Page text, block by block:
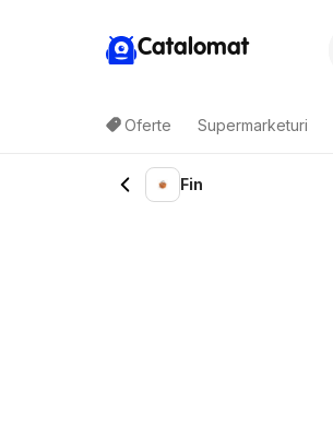
Catalomat
Oferte Supermarketuri
Fin